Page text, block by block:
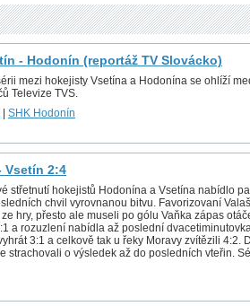
- Hodonín (reportáž TV Slovácko)
mezi hokejisty Vsetína a Hodonína se ohlíží
Televize TVS.
SHK Hodonín
Vsetín 2:4
střetnutí hokejistů Hodonína a Vsetína nabídlo
chvil vyrovnanou bitvu. Favorizovaní
hry, přesto ale museli po gólu Vaňka zápas
a rozuzlení nabídla až poslední
3:1 a celkově tak u řeky Moravy zvítězili 4:2.
strachovali o výsledek až do posledních vteřin.